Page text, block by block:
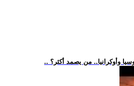
وأوكرانيا.. من يصمد أكثر؟